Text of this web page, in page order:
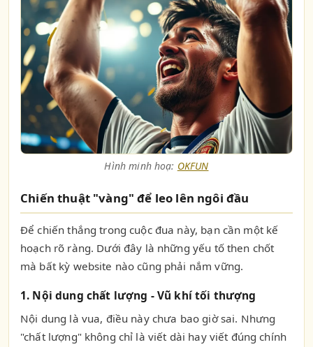
Hình minh hoạ: OKFUN
Chiến thuật "vàng" để leo lên ngôi đầu
Để chiến thắng trong cuộc đua này, bạn cần một kế
hoạch rõ ràng. Dưới đây là những yếu tố then chốt
mà bất kỳ website nào cũng phải nắm vững.
1. Nội dung chất lượng - Vũ khí tối thượng
Nội dung là vua, điều này chưa bao giờ sai. Nhưng
"chất lượng" không chỉ là viết dài hay viết đúng chính